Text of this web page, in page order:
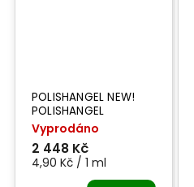
POLISHANGEL NEW!
POLISHANGEL
Supersport PTFE
Wheel Wax 500 ml -
ochrana na kola
Vyprodáno
2 448 Kč
4,90 Kč / 1 ml